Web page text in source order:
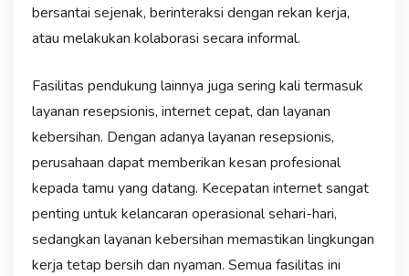
bersantai sejenak, berinteraksi dengan rekan kerja,
atau melakukan kolaborasi secara informal.
Fasilitas pendukung lainnya juga sering kali termasuk
layanan resepsionis, internet cepat, dan layanan
kebersihan. Dengan adanya layanan resepsionis,
perusahaan dapat memberikan kesan profesional
kepada tamu yang datang. Kecepatan internet sangat
penting untuk kelancaran operasional sehari-hari,
sedangkan layanan kebersihan memastikan lingkungan
kerja tetap bersih dan nyaman. Semua fasilitas ini